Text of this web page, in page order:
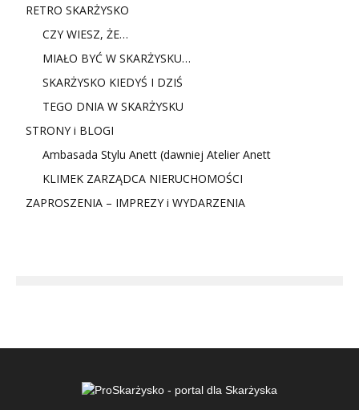
RETRO SKARŻYSKO
CZY WIESZ, ŻE…
MIAŁO BYĆ W SKARŻYSKU…
SKARŻYSKO KIEDYŚ I DZIŚ
TEGO DNIA W SKARŻYSKU
STRONY i BLOGI
Ambasada Stylu Anett (dawniej Atelier Anett
KLIMEK ZARZĄDCA NIERUCHOMOŚCI
ZAPROSZENIA – IMPREZY i WYDARZENIA